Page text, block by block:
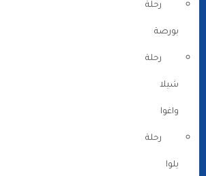
رحلة
بورصة
رحلة
شيلا
واغوا
رحلة
يلوا